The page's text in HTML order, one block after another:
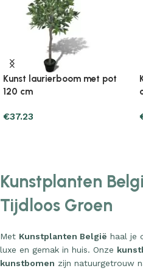
Kunst laurierboom met pot
120 cm
€37.23
Kunstplanten
Tijdloos Groen
Met Kunstplanten België haal je
luxe en gemak in huis. Onze
kunstbomen zijn natuurgetrouw